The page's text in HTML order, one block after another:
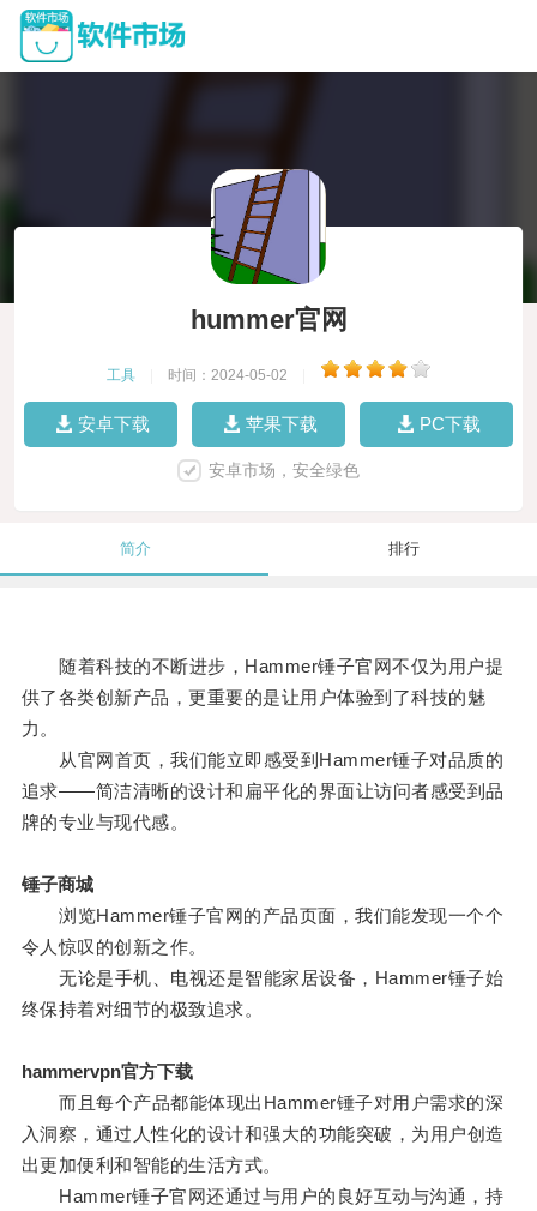
hummer官网
工具 时间：2024-05-02
安卓下载 苹果下载 PC下载
安卓市场，安全绿色
简介 排行
随着科技的不断进步，Hammer锤子官网不仅为用户提
供了各类创新产品，更重要的是让用户体验到了科技的魅
力。
从官网首页，我们能立即感受到Hammer锤子对品质的
追求——简洁清晰的设计和扁平化的界面让访问者感受到品
牌的专业与现代感。
锤子商城
浏览Hammer锤子官网的产品页面，我们能发现一个个
令人惊叹的创新之作。
无论是手机、电视还是智能家居设备，Hammer锤子始
终保持着对细节的极致追求。
hammervpn官方下载
而且每个产品都能体现出Hammer锤子对用户需求的深
入洞察，通过人性化的设计和强大的功能突破，为用户创造
出更加便利和智能的生活方式。
Hammer锤子官网还通过与用户的良好互动与沟通，持